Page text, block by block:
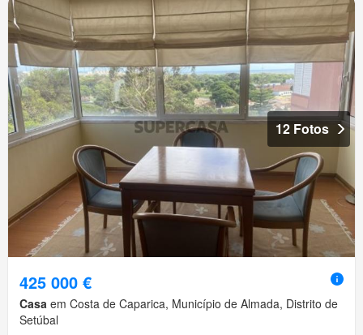
12 Fotos
425 000 €
Casa em Costa de Caparica, Município de Almada, Distrito de
Setúbal